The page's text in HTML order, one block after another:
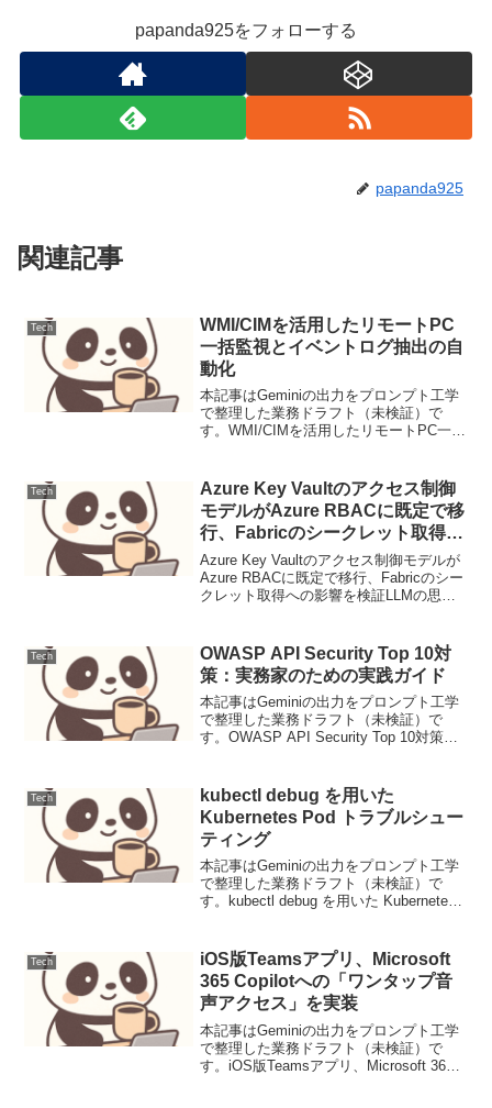
papanda925をフォローする
papanda925
関連記事
Tech
WMI/CIMを活用したリモートPC
一括監視とイベントログ抽出の自
動化
本記事はGeminiの出力をプロンプト工学
で整理した業務ドラフト（未検証）で
す。WMI/CIMを活用したリモートPC一括
トPCに対する手動のヘルスチェックを廃
止し、OSの...
Tech
Azure Key Vaultのアクセス制御
モデルがAzure RBACに既定で移
行、Fabricのシークレット取得へ
の影響を検証（運用連絡）
Azure Key Vaultのアクセス制御モデルが
Azure RBACに既定で移行、Fabricのシー
クレット取得への影響を検証LLMの思考
おけるFAQからの問い...
Tech
OWASP API Security Top 10対
策：実務家のための実践ガイド
本記事はGeminiの出力をプロンプト工学
で整理した業務ドラフト（未検証）で
す。OWASP API Security Top 10対策：
なし、そのセキュリティはビジ...
Tech
kubectl debug を用いた
Kubernetes Pod トラブルシュー
ティング
本記事はGeminiの出力をプロンプト工学
で整理した業務ドラフト（未検証）で
す。kubectl debug を用いた Kubernetes
ルシュー...
Tech
iOS版Teamsアプリ、Microsoft
365 Copilotへの「ワンタップ音
声アクセス」を実装
本記事はGeminiの出力をプロンプト工学
で整理した業務ドラフト（未検証）で
す。iOS版Teamsアプリ、Microsoft 365